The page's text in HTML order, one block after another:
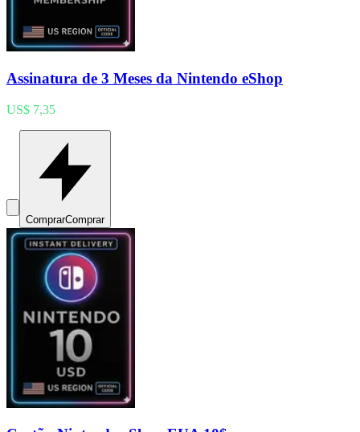
Assinatura de 3 Meses da Nintendo eShop
US$ 7,35
ComprarComprar